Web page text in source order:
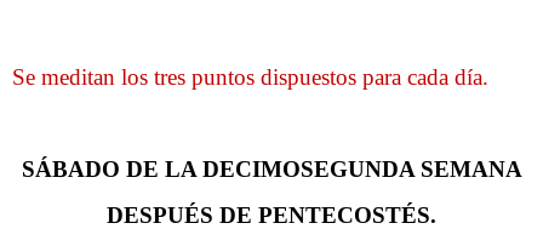
Se meditan los tres puntos dispuestos para cada día.
SÁBADO DE LA DECIMOSEGUNDA SEMANA
DESPUÉS DE PENTECOSTÉS.